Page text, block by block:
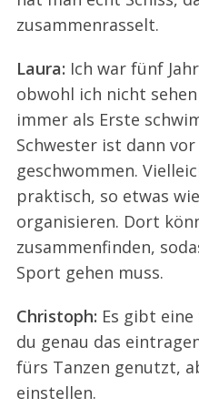
zusammenrasselt.
Laura: Ich war fünf
obwohl ich nicht
immer als Erste
Schwester ist dann
geschwommen.
praktisch, so etwas
organisieren. Dort
zusammenfinden,
Sport gehen muss.
Christoph: Es gibt
du genau das
fürs Tanzen genutzt,
einstellen.